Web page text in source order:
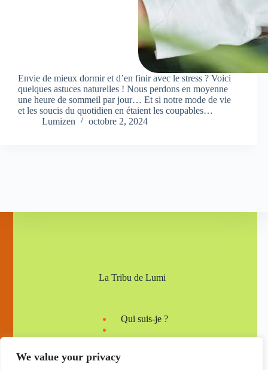
We value your privacy
Envie de mieux dormir et d’en finir avec le stress ? Voici
quelques astuces naturelles ! Nous perdons en moyenne
une heure de sommeil par jour… Et si notre mode de vie
et les soucis du quotidien en étaient les coupables…
Lumizen
octobre 2, 2024
La Tribu de Lumi
Qui suis-je ?
Mentions légales